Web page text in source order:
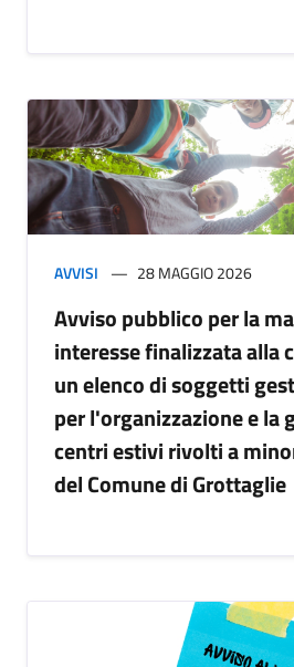
AVVISI 28 MAGGIO 2026
Avviso pubblico per la
interesse finalizzata alla
un elenco di soggetti
per l'organizzazione e la
centri estivi rivolti a
del Comune di Grottaglie